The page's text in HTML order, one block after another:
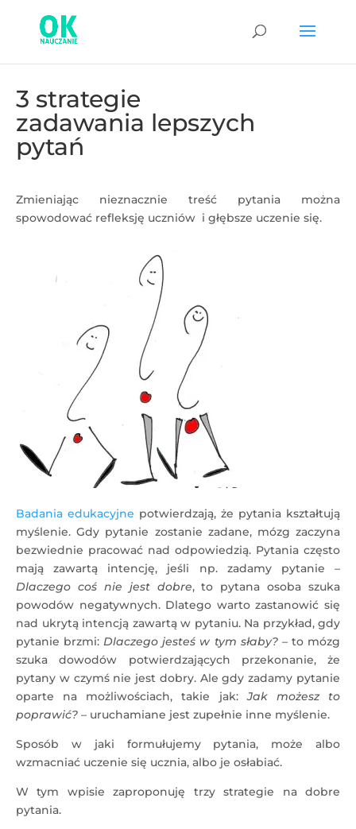
3 strategie
zadawania lepszych
pytań
Zmieniając nieznacznie treść pytania można
spowodować refleksję uczniów i głębsze uczenie się.
Badania edukacyjne potwierdzają, że pytania kształtują
myślenie. Gdy pytanie zostanie zadane, mózg zaczyna
bezwiednie pracować nad odpowiedzią. Pytania często
mają zawartą intencję, jeśli np. zadamy pytanie –
Dlaczego coś nie jest dobre, to pytana osoba szuka
powodów negatywnych. Dlatego warto zastanowić się
nad ukrytą intencją zawartą w pytaniu. Na przykład, gdy
pytanie brzmi:Dlaczego jesteś w tym słaby? – to mózg
szuka dowodów potwierdzających przekonanie, że
pytany w czymś nie jest dobry. Ale gdy zadamy pytanie
oparte na możliwościach, takie jak:Jak możesz to
poprawić? – uruchamiane jest zupełnie inne myślenie.
Sposób w jaki formułujemy pytania, może albo
wzmacniać uczenie się ucznia, albo je osłabiać.
W tym wpisie zaproponuję trzy strategie na dobre
pytania.